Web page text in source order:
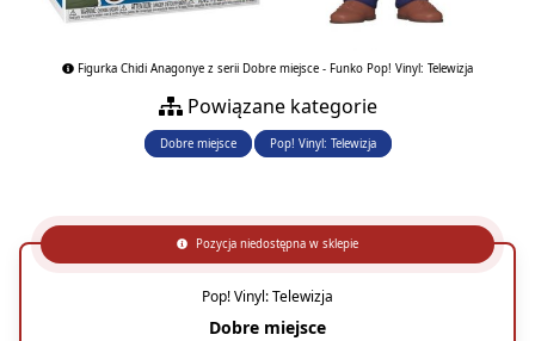
Figurka Chidi Anagonye z serii Dobre miejsce - Funko Pop! Vinyl: Telewizja
Powiązane kategorie
Dobre miejsce Pop! Vinyl: Telewizja
Pozycja niedostępna w sklepie
Pop! Vinyl: Telewizja
Dobre miejsce